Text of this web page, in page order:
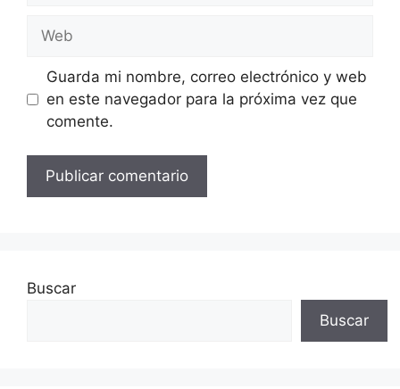
Guarda mi nombre, correo electrónico y web
en este navegador para la próxima vez que
comente.
Buscar
Buscar